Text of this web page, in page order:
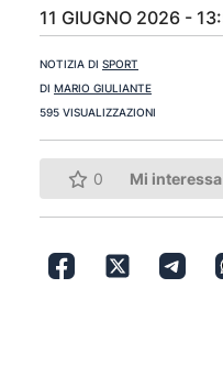
11 GIUGNO 2026 -
NOTIZIA DI SPORT
DI MARIO GIULIANTE
595 VISUALIZZAZIONI
0 Mi interessa